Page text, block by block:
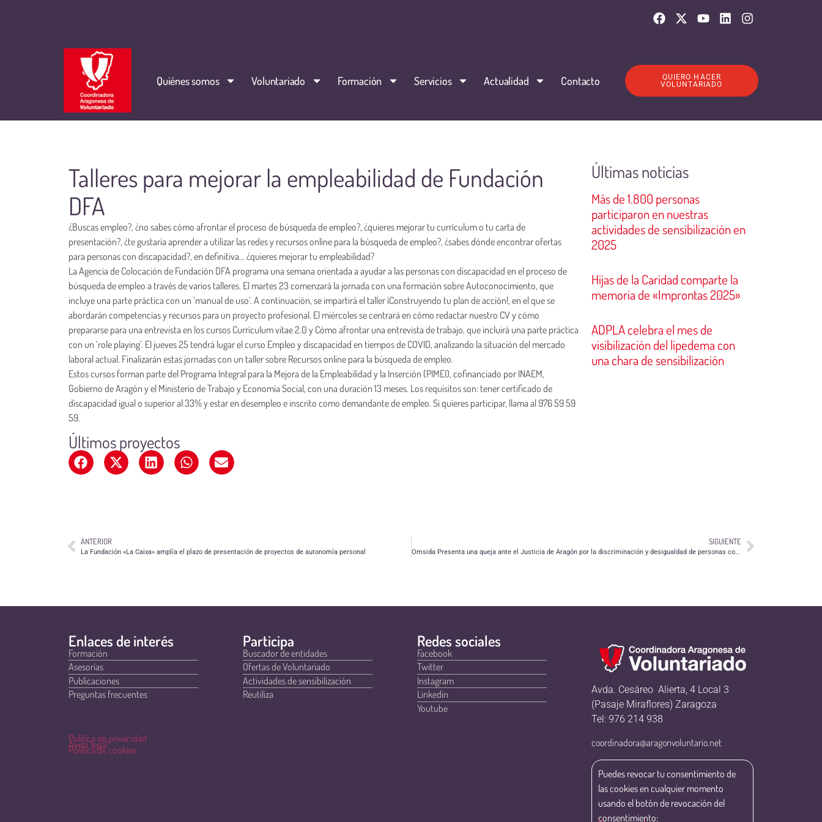
Quiénes somos Voluntariado Formación Servicios Actualidad Contacto
QUIERO HACER
VOLUNTARIADO
Talleres para mejorar la empleabilidad de Fundación
DFA
¿Buscas empleo?, ¿no sabes cómo afrontar el proceso de búsqueda de empleo?, ¿quieres mejorar tu currículum o tu carta de
presentación?, ¿te gustaría aprender a utilizar las redes y recursos online para la búsqueda de empleo?, ¿sabes dónde encontrar ofertas
para personas con discapacidad?, en definitiva… ¿quieres mejorar tu empleabilidad?
La Agencia de Colocación de Fundación DFA programa una semana orientada a ayudar a las personas con discapacidad en el proceso de
búsqueda de empleo a través de varios talleres. El martes 23 comenzará la jornada con una formación sobre Autoconocimiento, que
incluye una parte práctica con un ‘manual de uso’. A continuación, se impartirá el taller ¡Construyendo tu plan de acción!, en el que se
abordarán competencias y recursos para un proyecto profesional. El miércoles se centrará en cómo redactar nuestro CV y cómo
prepararse para una entrevista en los cursos Currículum vitae 2.0 y Cómo afrontar una entrevista de trabajo, que incluirá una parte práctica
con un ‘role playing’. El jueves 25 tendrá lugar el curso Empleo y discapacidad en tiempos de COVID, analizando la situación del mercado
laboral actual. Finalizarán estas jornadas con un taller sobre Recursos online para la búsqueda de empleo.
Estos cursos forman parte del Programa Integral para la Mejora de la Empleabilidad y la Inserción (PIMEI), cofinanciado por INAEM,
Gobierno de Aragón y el Ministerio de Trabajo y Economía Social, con una duración 13 meses. Los requisitos son: tener certificado de
discapacidad igual o superior al 33% y estar en desempleo e inscrito como demandante de empleo. Si quieres participar, llama al 976 59 59
59.
Últimos proyectos
Últimas noticias
Más de 1.800 personas
participaron en nuestras
actividades de sensibilización en
2025
Hijas de la Caridad comparte la
memoria de «Improntas 2025»
ADPLA celebra el mes de
visibilización del lipedema con
una chara de sensibilización
ANTERIOR
La Fundación «La Caixa» amplía el plazo de presentación de proyectos de autonomía personal
SIGUIENTE
Omsida Presenta una queja ante el Justicia de Aragón por la discriminación y desigualdad de personas con VIH
Enlaces de interés
Formación
Asesorías
Publicaciones
Preguntas frecuentes
Política de privacidad
Aviso legal
Política de cookies
Participa
Buscador de entidades
Ofertas de Voluntariado
Actividades de sensibilización
Reutiliza
Redes sociales
Facebook
Twitter
Instagram
Linkedin
Youtube
Avda. Cesáreo Alierta, 4 Local 3
(Pasaje Miraflores) Zaragoza
Tel: 976 214 938
coordinadora@aragonvoluntario.net
Puedes revocar tu consentimiento de
las cookies en cualquier momento
usando el botón de revocación del
consentimiento: